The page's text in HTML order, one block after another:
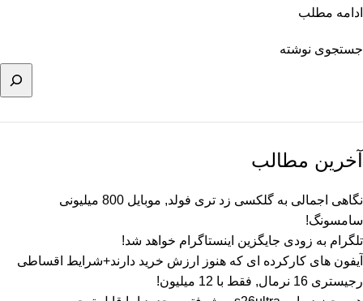
ادامه مطلب
جستجوی نوشته
آخرین مطالب
نگاهی اجمالی به گلکسی زد تری فولد, موبایل 800 میلیونی
سامسونگ!
تلگرام به زودی جایگزین اینستاگرام خواهد شد!
آیفون های کارکرده ای که هنوز ارزش خرید دارند+شرایط اقساطی
رجیستری 16 نرمال, فقط با 12 میلیون!